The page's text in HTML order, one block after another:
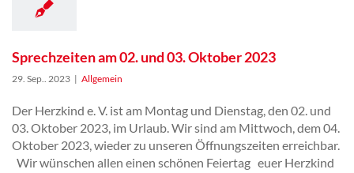
Sprechzeiten am 02. und 03. Oktober 2023
29. Sep.. 2023 | Allgemein
Der Herzkind e. V. ist am Montag und Dienstag, den 02. und
03. Oktober 2023, im Urlaub. Wir sind am Mittwoch, dem 04.
Oktober 2023, wieder zu unseren Öffnungszeiten erreichbar.
Wir wünschen allen einen schönen Feiertag euer Herzkind